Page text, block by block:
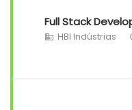
Full Stack
HBI Indústrias